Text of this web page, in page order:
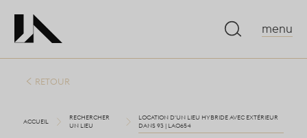
menu
RETOUR
ACCUEIL
RECHERCHER
UN LIEU
LOCATION D'UN LIEU HYBRIDE AVEC EXTÉRIEUR
DANS 93 | LA0654